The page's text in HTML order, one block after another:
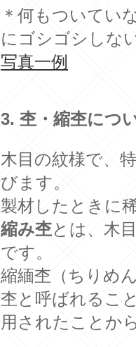
＊何もついてい
にゴシゴシしな
写真一例
3. 杢・縮杢につ
木目の紋様で、
びます。
製材したときに
縮み杢とは、木
です。
縮緬杢（ちりめ
杢と呼ばれるこ
用されたことか